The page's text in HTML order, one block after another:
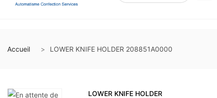
Accueil LOWER KNIFE HOLDER 208851A0000
LOWER KNIFE HOLDER